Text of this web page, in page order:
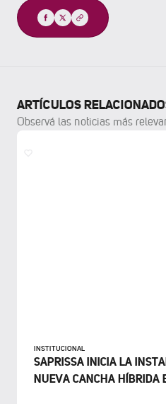
Compartir
ARTÍCULOS
Observá las noticias más
INSTITUCIONAL
SAPRISSA INICIA LA
NUEVA CANCHA HÍBRIDA